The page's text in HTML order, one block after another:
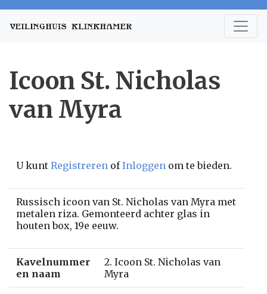
Icoon St. Nicholas
van Myra
U kunt Registreren ofInloggen om te bieden.
Russisch icoon van St. Nicholas van Myra met
metalen riza. Gemonteerd achter glas in
houten box, 19e eeuw.
Kavelnummer
en naam
2. Icoon St. Nicholas van
Myra